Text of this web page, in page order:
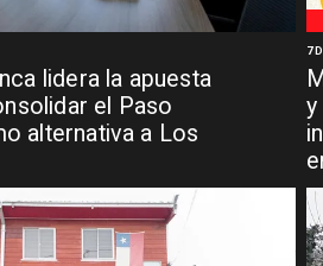
lidera la apuesta
el Paso
alternativa a Los
y
7